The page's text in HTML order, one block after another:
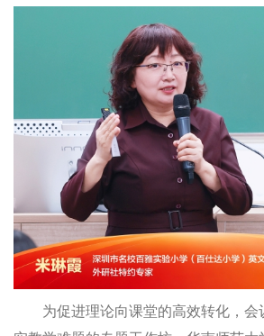
为促进理论向课堂的高效转化，